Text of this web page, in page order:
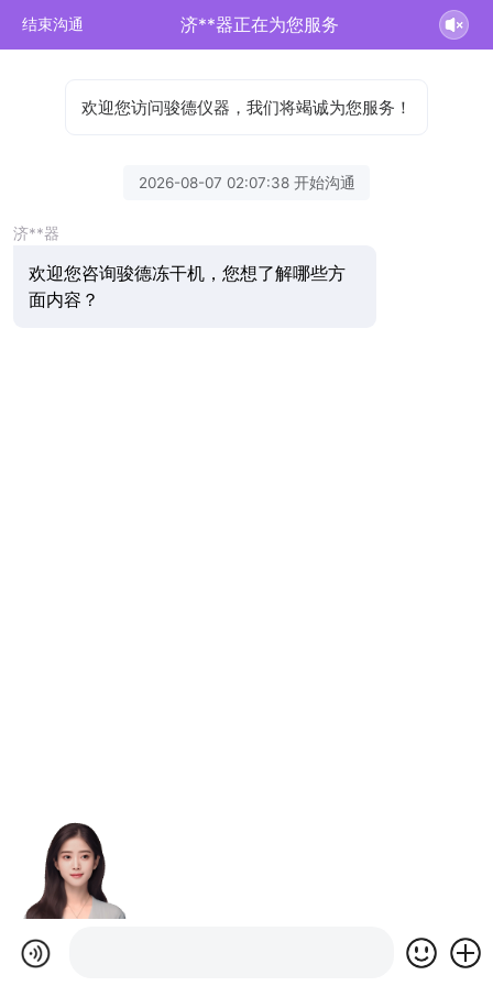
结束沟通 济**器正在为您服务
欢迎您访问骏德仪器，我们将竭诚为您服务！
2026-08-07 02:07:38 开始沟通
济**器
欢迎您咨询骏德冻干机，您想了解哪些方
面内容？